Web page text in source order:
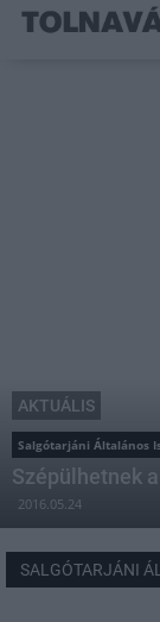
AKTUÁLIS
Salgótarjáni Általános
Szépülhetnek
2016.05.24
SALGÓTARJÁNI